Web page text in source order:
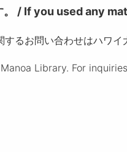
。 / If you used any
るお問い合わせはハワイ
Library. For